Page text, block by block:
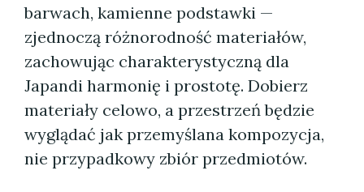
barwach, kamienne podstawki —
zjednoczą różnorodność materiałów,
zachowując charakterystyczną dla
Japandi harmonię i prostotę. Dobierz
materiały celowo, a przestrzeń będzie
wyglądać jak przemyślana kompozycja,
nie przypadkowy zbiór przedmiotów.